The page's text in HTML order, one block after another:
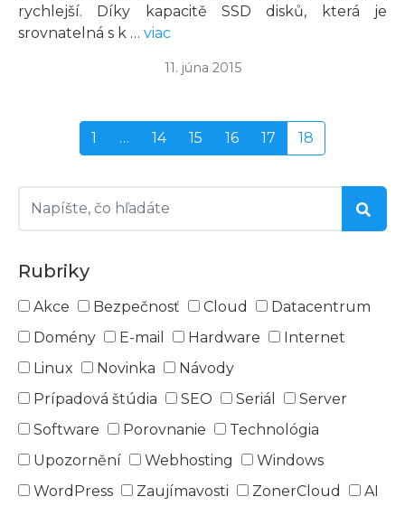
Rubriky
Akce Bezpečnosť Cloud
Datacentrum
Domény
E-mail Hardware
Internet
Linux
Novinka
Návody
Prípadová štúdia
SEO Seriál
Server
Software
Porovnanie
Technológia
Upozornění
Webhosting
Windows
WordPress
Zaujímavosti ZonerCloud AI
rychlejší. Díky kapacitě SSD disků, která je
srovnatelná s k … viac
11. júna 2015
1 … 14 15 16 17 18